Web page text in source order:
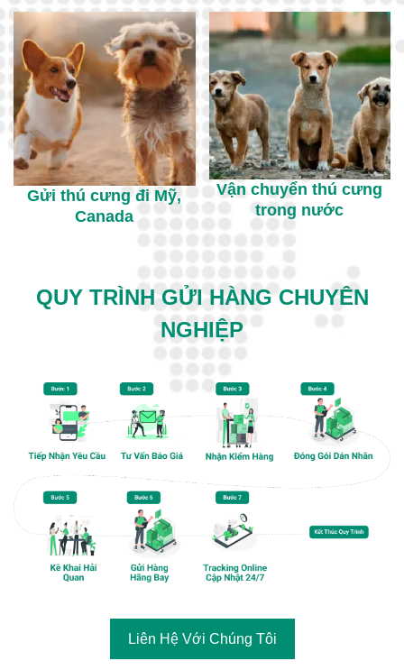
Gửi thú cưng đi Mỹ,
Canada
Vận chuyển thú cưng
trong nước
QUY TRÌNH GỬI HÀNG CHUYÊN
NGHIỆP
Liên Hệ Với Chúng Tôi